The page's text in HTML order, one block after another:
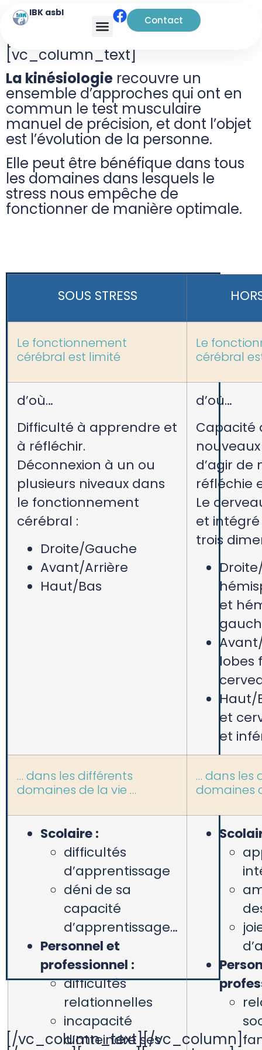
IBK asbl
Contact
[vc_row][vc_column]
[vc_column_text]
La kinésiologie recouvre un
ensemble d’approches qui ont en
commun le test musculaire
manuel de précision, et dont l’objet
est l’évolution de la personne.
Elle peut être bénéfique dans tous
les domaines dans lesquels le
stress nous empêche de
fonctionner de manière optimale.
SOUS STRESS
Le fonctionnement
cérébral est limité
Le
cérébral
d’où…
Difficulté à apprendre et
à réfléchir.
Déconnexion à un ou
plusieurs niveaux dans
le fonctionnement
cérébral :
Droite/Gauche
Avant/Arrière
Haut/Bas
d’où…
Capacité
d’agir de
réfléchie
Le
et
trois
et
lobes
Haut/
et
et
… dans les différents
domaines de la vie …
… dans les
domaines
Scolaire :
difficultés
d’apprentissage
déni de sa
capacité
d’apprentissage…
Personnel et
professionnel :
difficultés
relationnelles
incapacité
d’atteindre ses
[/vc_column_text][/vc_column]